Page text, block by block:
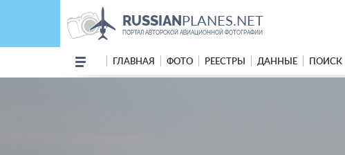
RUSSIANPLANES.NET
ПОРТАЛ АВТОРСКОЙ АВИАЦИОННОЙ ФОТОГРАФИИ
ГЛАВНАЯ ФОТО РЕЕСТРЫ ДАННЫЕ ПОИСК